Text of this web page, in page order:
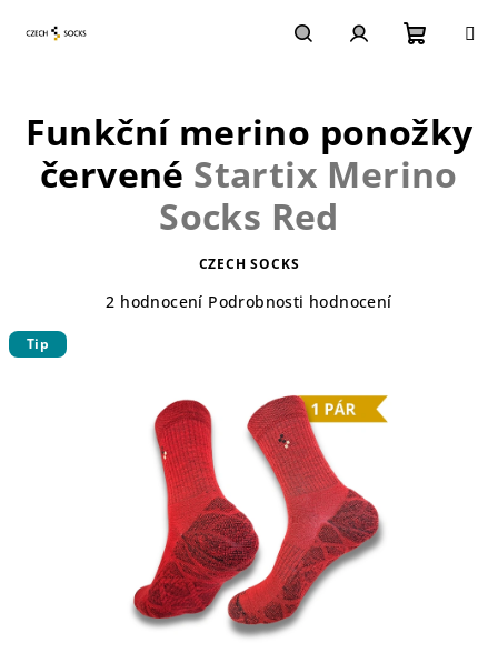
košík
Funkční merino ponožky
červené Startix Merino
Socks Red
CZECH SOCKS
Průměrné
hvězdiček.
2 hodnocení Podrobnosti hodnocení
Tip